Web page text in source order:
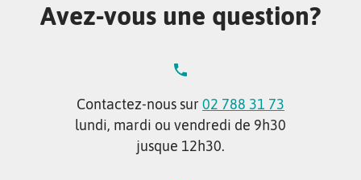
Avez-vous une question?
Contactez-nous sur 02 788 31 73
lundi, mardi ou vendredi de 9h30
jusque 12h30.